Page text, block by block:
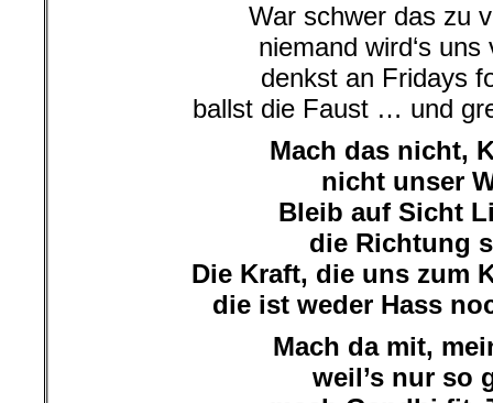
War schwer das zu
niemand wird‘s uns
denkst an Fridays
ballst die Faust … und
Mach das nicht,
nicht unser
Bleib auf Sicht
die Richtung
Die Kraft, die uns zum
die ist weder Hass
Mach da mit,
weil’s nur so